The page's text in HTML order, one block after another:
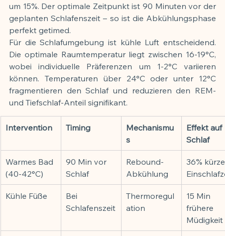
um 15%. Der optimale Zeitpunkt ist 90 Minuten vor der
geplanten Schlafenszeit – so ist die Abkühlungsphase
perfekt getimed.
Für die Schlafumgebung ist kühle Luft entscheidend.
Die optimale Raumtemperatur liegt zwischen 16-19°C,
wobei individuelle Präferenzen um 1-2°C variieren
können. Temperaturen über 24°C oder unter 12°C
fragmentieren den Schlaf und reduzieren den REM-
und Tiefschlaf-Anteil signifikant.
Intervention Timing
Mechanismu
s
Effekt auf
Schlaf
Warmes Bad
(40-42°C)
90 Min vor
Schlaf
Rebound-
Abkühlung
36%
Kühle Füße
Bei
Schlafenszeit
Thermoregul
ation
15 Min
frühere
Müdigkeit